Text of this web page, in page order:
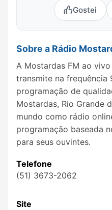
Gostei
Sobre a Rádio
A Mostardas FM ao
transmite na frequência
programação de
Mostardas, Rio Grande
mundo como rádio
programação baseada
para seus ouvintes.
Telefone
(51) 3673-2062
Site